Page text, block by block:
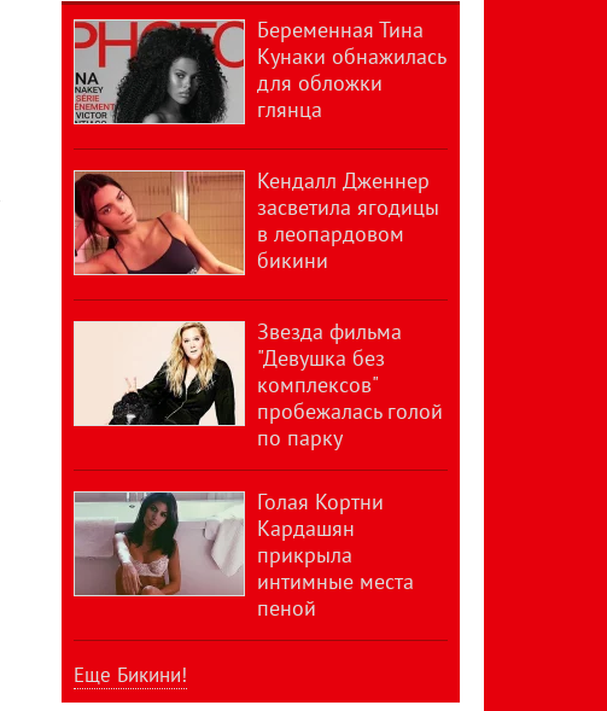
Беременная Тина
Кунаки обнажилась
для обложки
глянца
Кендалл Дженнер
засветила ягодицы
в леопардовом
бикини
Звезда фильма
"Девушка без
комплексов"
пробежалась голой
по парку
Голая Кортни
Кардашян
прикрыла
интимные места
пеной
Еще Бикини!